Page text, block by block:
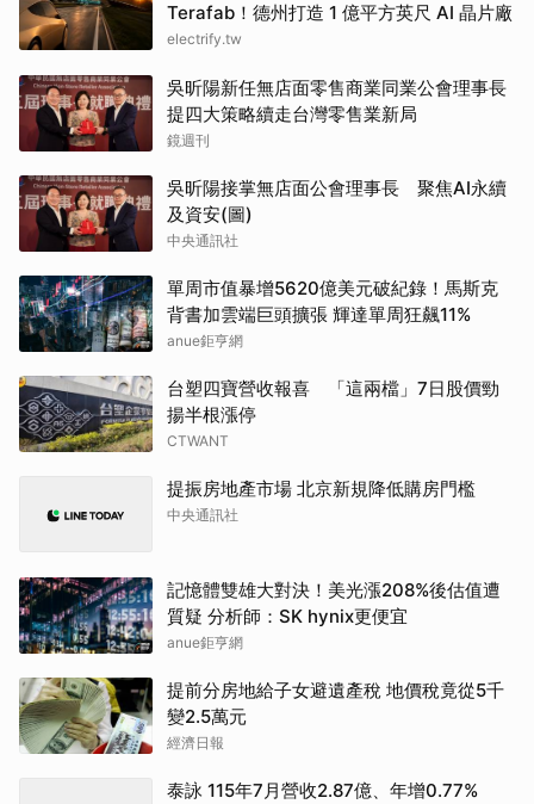
Terafab！德州打造 1 億平方英尺 AI 晶片廠
electrify.tw
吳昕陽新任無店面零售商業同業公會理事長
提四大策略續走台灣零售業新局
鏡週刊
吳昕陽接掌無店面公會理事長 聚焦AI永續
及資安(圖)
中央通訊社
單周市值暴增5620億美元破紀錄！馬斯克
背書加雲端巨頭擴張 輝達單周狂飆11%
anue鉅亨網
台塑四寶營收報喜 「這兩檔」7日股價勁
揚半根漲停
CTWANT
提振房地產市場 北京新規降低購房門檻
中央通訊社
記憶體雙雄大對決！美光漲208%後估值遭
質疑 分析師：SK hynix更便宜
anue鉅亨網
提前分房地給子女避遺產稅 地價稅竟從5千
變2.5萬元
經濟日報
泰詠 115年7月營收2.87億、年增0.77%